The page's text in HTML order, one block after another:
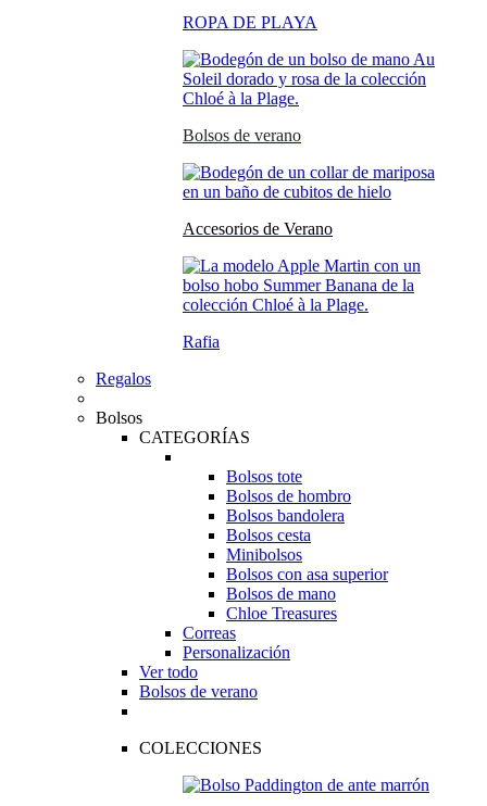
ROPA DE PLAYA
Bolsos de verano
Accesorios de Verano
Rafia
Regalos
Bolsos
CATEGORÍAS
Bolsos tote
Bolsos de hombro
Bolsos bandolera
Bolsos cesta
Minibolsos
Bolsos con asa superior
Bolsos de mano
Chloe Treasures
Correas
Personalización
Ver todo
Bolsos de verano
COLECCIONES